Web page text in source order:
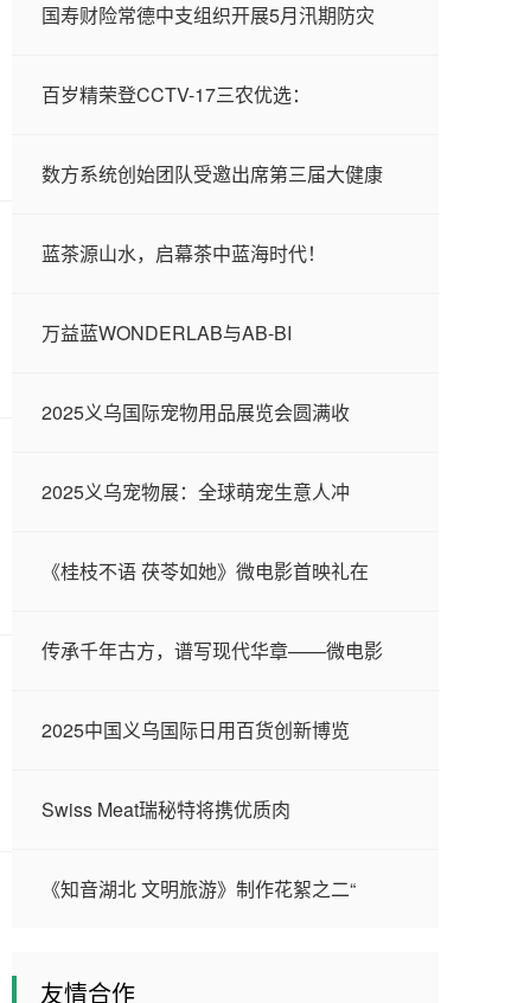
国寿财险常德中支组织开展5月汛期防灾
百岁精荣登CCTV-17三农优选：
数方系统创始团队受邀出席第三届大健康
蓝茶源山水，启幕茶中蓝海时代！
万益蓝WONDERLAB与AB-BI
2025义乌国际宠物用品展览会圆满收
2025义乌宠物展：全球萌宠生意人冲
《桂枝不语 茯苓如她》微电影首映礼在
传承千年古方，谱写现代华章——微电影
2025中国义乌国际日用百货创新博览
Swiss Meat瑞秘特将携优质肉
《知音湖北 文明旅游》制作花絮之二“
友情合作